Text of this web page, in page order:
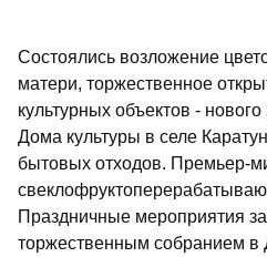
Состоялись возложение
матери, торжественное
культурных объектов -
Дома культуры в селе
бытовых отходов. Премьер-
Праздничные мероприятия
торжественным собранием в